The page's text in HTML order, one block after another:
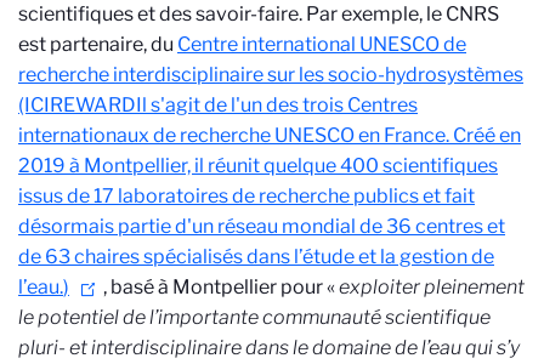
scientifiques et des savoir-faire. Par exemple, le CNRS
est partenaire, du Centre international UNESCO de
recherche interdisciplinaire sur les socio-hydrosystèmes
(ICIREWARDIl s'agit de l'un des trois Centres
internationaux de recherche UNESCO en France. Créé en
2019 à Montpellier, il réunit quelque 400 scientifiques
issus de 17 laboratoires de recherche publics et fait
désormais partie d'un réseau mondial de 36 centres et
de 63 chaires spécialisés dans l’étude et la gestion de
l’eau.) , basé à Montpellier pour «exploiter pleinement
le potentiel de l’importante communauté scientifique
pluri- et interdisciplinaire dans le domaine de l’eau qui s’y